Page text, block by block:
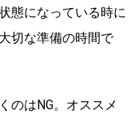
態になっている時に
切な準備の時間で
のはNG。オススメ